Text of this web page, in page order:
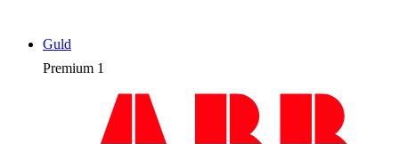
Premium 1
Guld